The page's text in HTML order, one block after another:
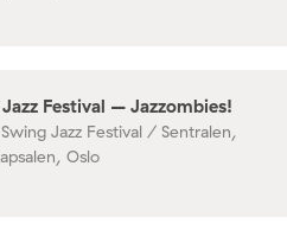
Festival – Jazzombies!
Jazz Festival / Sentralen,
Oslo